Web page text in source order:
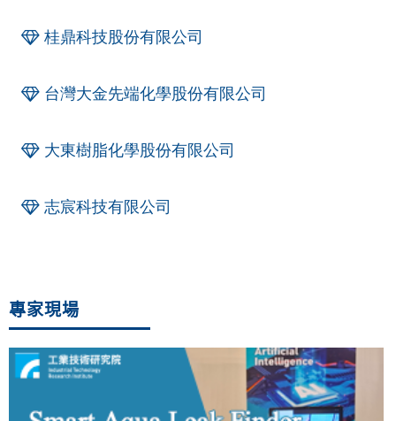
桂鼎科技股份有限公司
台灣大金先端化學股份有限公司
大東樹脂化學股份有限公司
志宸科技有限公司
專家現場